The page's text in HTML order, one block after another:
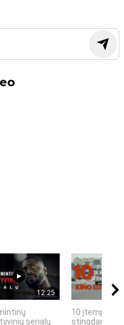
12:25
serialų
10 įtemptų,
stingdančių